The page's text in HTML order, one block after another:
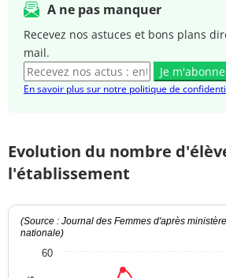
A ne pas manquer
Recevez nos astuces et bons plans
mail.
Je m'abonne
En savoir plus sur notre politique de
Evolution du nombre
l'établissement
(Source : Journal des Femmes d'après
nationale)
60